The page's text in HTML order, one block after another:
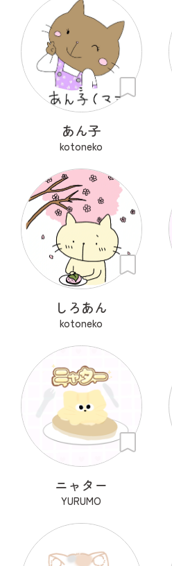
あん子
kotoneko
しろあん
kotoneko
ニャター
YURUMO